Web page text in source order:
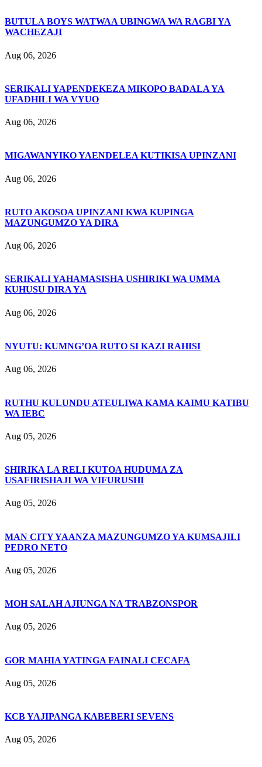
BUTULA BOYS WATWAA UBINGWA WA RAGBI YA
WACHEZAJI
Aug 06, 2026
SERIKALI YAPENDEKEZA MIKOPO BADALA YA
UFADHILI WA VYUO
Aug 06, 2026
MIGAWANYIKO YAENDELEA KUTIKISA UPINZANI
Aug 06, 2026
RUTO AKOSOA UPINZANI KWA KUPINGA
MAZUNGUMZO YA DIRA
Aug 06, 2026
SERIKALI YAHAMASISHA USHIRIKI WA UMMA
KUHUSU DIRA YA
Aug 06, 2026
NYUTU: KUMNG’OA RUTO SI KAZI RAHISI
Aug 06, 2026
RUTHU KULUNDU ATEULIWA KAMA KAIMU KATIBU
WA IEBC
Aug 05, 2026
SHIRIKA LA RELI KUTOA HUDUMA ZA
USAFIRISHAJI WA VIFURUSHI
Aug 05, 2026
MAN CITY YAANZA MAZUNGUMZO YA KUMSAJILI
PEDRO NETO
Aug 05, 2026
MOH SALAH AJIUNGA NA TRABZONSPOR
Aug 05, 2026
GOR MAHIA YATINGA FAINALI CECAFA
Aug 05, 2026
KCB YAJIPANGA KABEBERI SEVENS
Aug 05, 2026